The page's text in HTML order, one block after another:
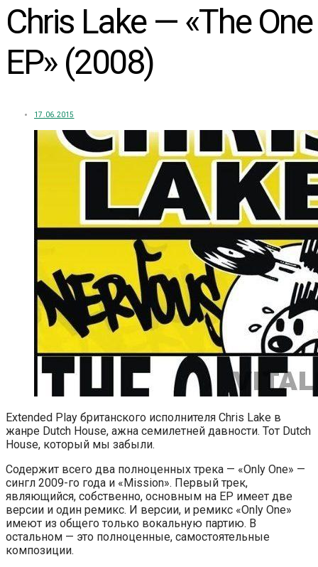
Chris Lake — «The One
EP» (2008)
17.06.2015
Extended Play британского исполнителя Chris Lake в
жанре Dutch House, ажна семилетней давности. Тот Dutch
House, который мы забыли.
Содержит всего два полноценных трека — «Only One» —
сингл 2009-го года и «Mission». Первый трек,
являющийся, собственно, основным на EP имеет две
версии и один ремикс. И версии, и ремикс «Only One»
имеют из общего только вокальную партию. В
остальном — это полноценные, самостоятельные
композиции.